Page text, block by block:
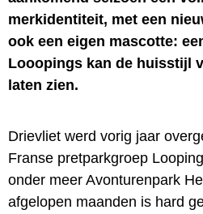
merkidentiteit, met een
ook een eigen mascotte:
Looopings kan de huisstijl
laten zien.
Drievliet werd vorig jaar
Franse pretparkgroep
onder meer Avonturenpark
afgelopen maanden is hard